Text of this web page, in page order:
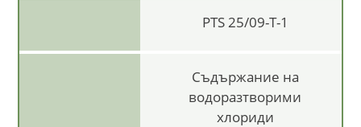
PTS 25/09-T-1
Съдържание на
водоразтворими
хлориди